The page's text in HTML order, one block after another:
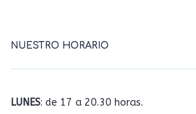
NUESTRO HORARIO
LUNES: de 17 a 20.30 horas.